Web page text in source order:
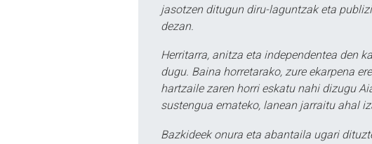
jasotzen ditugun diru-laguntzak eta
dezan.
Herritarra, anitza eta independentea den
dugu. Baina horretarako, zure ekarpena
hartzaile zaren horri eskatu nahi dizugu
sustengua emateko, lanean jarraitu ahal
Bazkideek onura eta abantaila ugari